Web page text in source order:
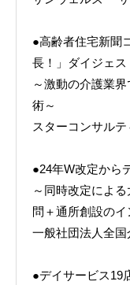
●高齢者住宅新聞
長！」ダイジェス
～激動の介護業
術～
スターコンサル
●24年W改定から
～同時改定によ
問＋通所創設のイ
一般社団法人全
●デイサービス19